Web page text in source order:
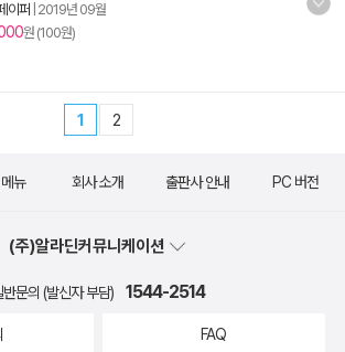
이퍼 2019년 09월
원 (100원)
1 2
뉴 회사 소개 출판사 안내 PC 버전
(주)알라딘커뮤니케이션
반문의 (발신자 부담) 1544-2514
FAQ